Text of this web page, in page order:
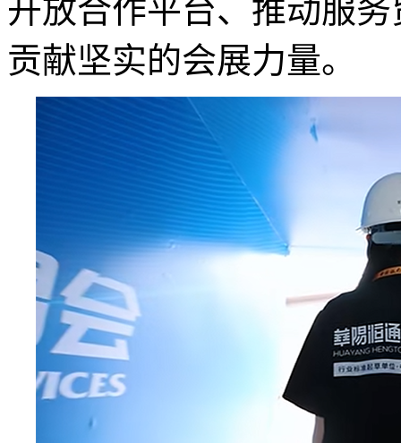
开放合作平台、推动服
贡献坚实的会展力量。